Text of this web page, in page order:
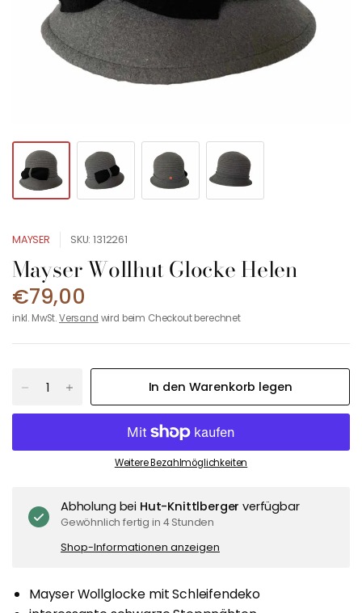
MAYSER SKU: 1312261
Mayser Wollhut Glocke Helen
€79,00
inkl. MwSt.Versand wird beim Checkout berechnet
In den Warenkorb legen
Weitere Bezahlmöglichkeiten
Abholung bei Hut-Knittlberger verfügbar
Gewöhnlich fertig in 4 Stunden
Shop-Informationen anzeigen
Mayser Wollglocke mit Schleifendeko